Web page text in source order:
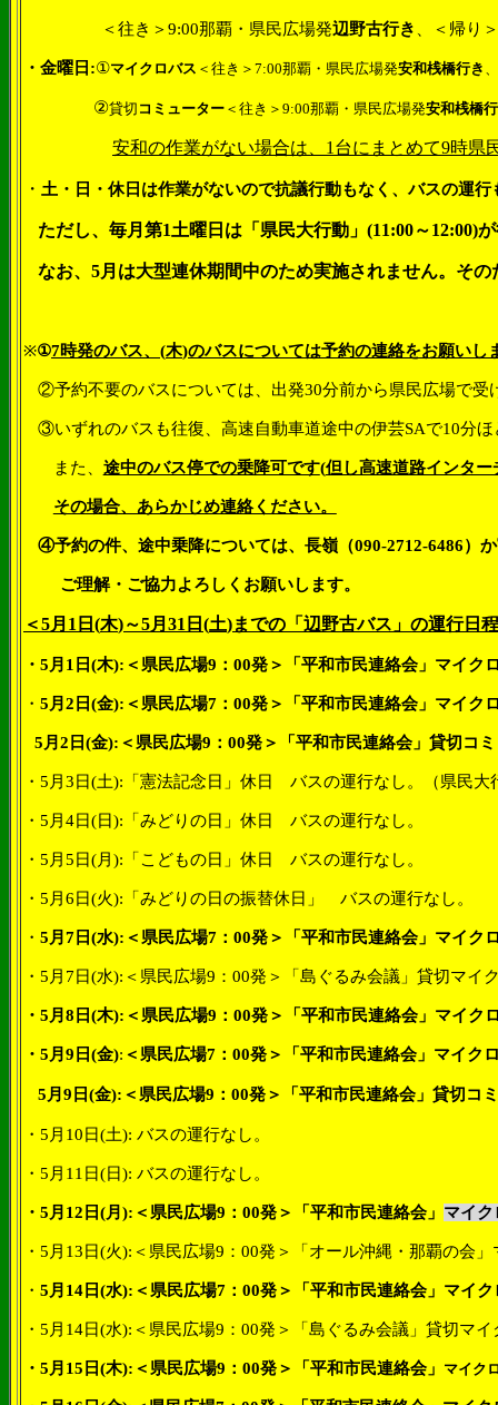
＜往き＞ 9:00那覇・県民広場発辺野古行き 、＜帰り
・金曜日 :①マイクロバス ＜往き＞ 7:00那覇・県民広場発安和桟橋行き 、
②貸切 コミューター ＜往き＞9:00那覇・県民広場発安和桟橋
安和の作業がない場合は、 1 台にまとめて9時県
・ 土・日・休日は作業がないので抗議行動もなく、バスの運行
ただし、毎月第1土曜日は「県民大行動」 (11:00～12:00)
なお、 5月は大型連休期間中のため実施されません。そ
※①7時発のバス、 (木)のバスについては予約の連絡をお願いし
②予約不要のバスについては、出発30分前から県民広場で受
③いずれのバスも往復、高速自動車道途中の伊芸SAで10分ほ
また、 途中のバス停での乗降可です(但し高速道路インタ
その場合、あらかじめ連絡ください。
④予約の件、途中乗降については、長嶺（090-2712-6486）
ご理解・ご協力よろしくお願いします。
＜5月 1 日 (木)～5月 31 日 (土)までの「辺野古バス」の運行日
・ 5 月 1 日(木): ＜県民広場9 ： 00発＞「平和市民連絡会」マイク
・ 5 月 2 日(金): ＜県民広場7 ： 00発＞「平和市民連絡会」マイク
5 月 2 日(金): ＜県民広場9 ： 00発＞「平和市民連絡会」貸切コ
・ 5 月 3 日(土): 「憲法記念日」休日 バスの運行なし。（県民大
・ 5 月 4日(日): 「みどりの日」休日 バスの運行なし。
・ 5 月 5 日(月 ): 「こどもの日」休日 バスの運行なし。
・ 5 月 6 日(火): 「みどりの日の振替休日」 バスの運行なし。
・ 5 月 7 日(水): ＜県民広場7 ： 00発＞「平和市民連絡会」マイク
・ 5 月 7 日(水): ＜県民広場9 ： 00発＞「島ぐるみ会議」貸切マイ
・ 5 月 8 日(木): ＜県民広場9 ： 00発＞「平和市民連絡会」マイク
・ 5 月 9 日(金): ＜県民広場7 ： 00発＞「平和市民連絡会」マイク
5 月9 日(金): ＜県民広場9 ：00発＞「平和市民連絡会」貸切コ
・ 5 月 10 日(土): バスの運行なし。
・ 5 月 11 日(日): バスの運行なし。
・ 5 月 12 日(月 ): ＜ 県民広場9 ： 00発＞ 「平和市民連絡会」 マイク
・ 5 月 13 日(火): ＜県民広場9 ： 00発＞「オール沖縄・那覇の会」
・ 5 月 14 日(水): ＜県民広場7 ： 00発＞「平和市民連絡会」マイク
・ 5 月 14日(水): ＜県民広場9 ： 00発＞「島ぐるみ会議」貸切マイ
・ 5 月 15 日(木): ＜県民広場9 ： 00発＞「平和市民連絡会」 マイク